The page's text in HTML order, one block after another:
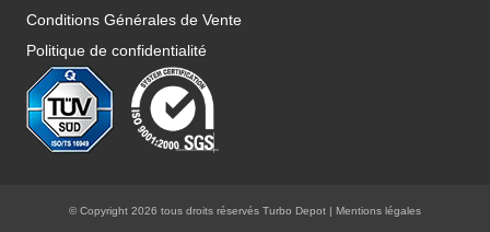
Conditions Générales de Vente
Politique de confidentialité
© Copyright 2026 tous droits réservés Turbo Depot | Mentions légales